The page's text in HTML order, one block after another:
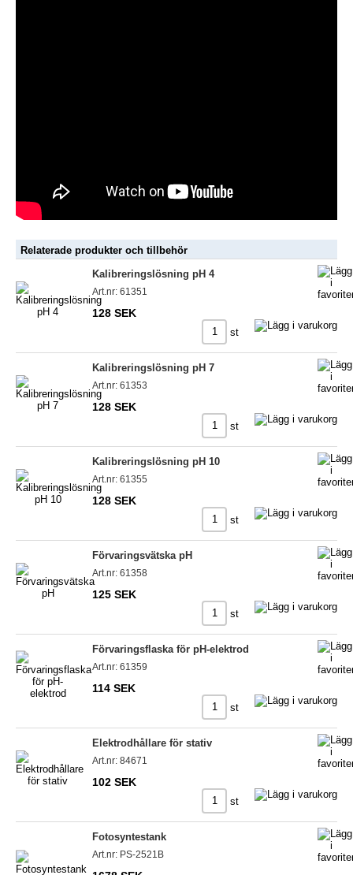
Relaterade produkter och tillbehör
Kalibreringslösning pH 4
Art.nr: 61351
128 SEK
st
Kalibreringslösning pH 7
Art.nr: 61353
128 SEK
st
Kalibreringslösning pH 10
Art.nr: 61355
128 SEK
st
Förvaringsvätska pH
Art.nr: 61358
125 SEK
st
Förvaringsflaska för pH-elektrod
Art.nr: 61359
114 SEK
st
Elektrodhållare för stativ
Art.nr: 84671
102 SEK
st
Fotosyntestank
Art.nr: PS-2521B